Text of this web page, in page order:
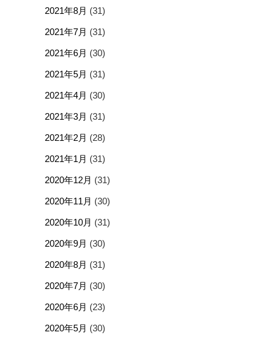
2021年8月 (31)
2021年7月 (31)
2021年6月 (30)
2021年5月 (31)
2021年4月 (30)
2021年3月 (31)
2021年2月 (28)
2021年1月 (31)
2020年12月 (31)
2020年11月 (30)
2020年10月 (31)
2020年9月 (30)
2020年8月 (31)
2020年7月 (30)
2020年6月 (23)
2020年5月 (30)